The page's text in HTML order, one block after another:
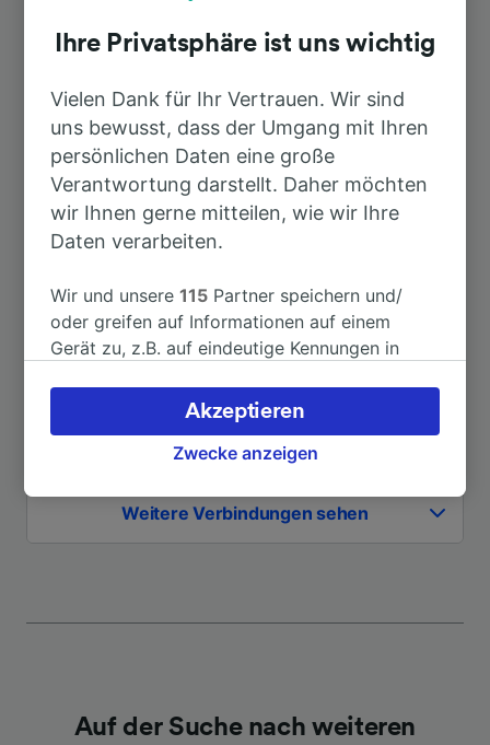
Nach München Hbf 1h 7min
Nach Peißenberg 9min
Nach München 1h 7min
Nach Innsbruck Hbf 2h 40min
Weitere Verbindungen sehen
Auf der Suche nach weiteren
Ihre Privatsphäre ist uns wichtig
Vielen Dank für Ihr Vertrauen. Wir sind
uns bewusst, dass der Umgang mit Ihren
persönlichen Daten eine große
Verantwortung darstellt. Daher möchten
wir Ihnen gerne mitteilen, wie wir Ihre
Daten verarbeiten.
Wir und unsere115 Partner speichern und/
oder greifen auf Informationen auf einem
Gerät zu, z.B. auf eindeutige Kennungen in
verarbeiten. Sie können Ihre Präferenzen
akzeptieren oder verwalten, einschließlich
Ihres Widerspruchsrechts bei berechtigtem
besuchen Sie jederzeit die Seite der
Folgendes bereitzustellen:
Zwecke anzeigen
Akzeptieren